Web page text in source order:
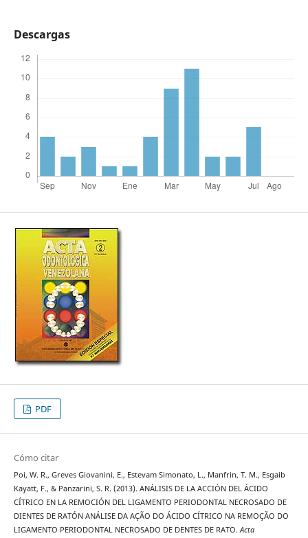
Descargas
PDF
Cómo citar
Poi, W. R., Greves Giovanini, E., Estevam Simonato, L., Manfrin, T. M., Esgaib
Kayatt, F., & Panzarini, S. R. (2013). ANÁLISIS DE LA ACCIÓN DEL ÁCIDO
CÍTRICO EN LA REMOCIÓN DEL LIGAMENTO PERIODONTAL NECROSADO DE
DIENTES DE RATÓN ANÁLISE DA AÇÃO DO ÁCIDO CÍTRICO NA REMOÇÃO DO
LIGAMENTO PERIODONTAL NECROSADO DE DENTES DE RATO.Acta